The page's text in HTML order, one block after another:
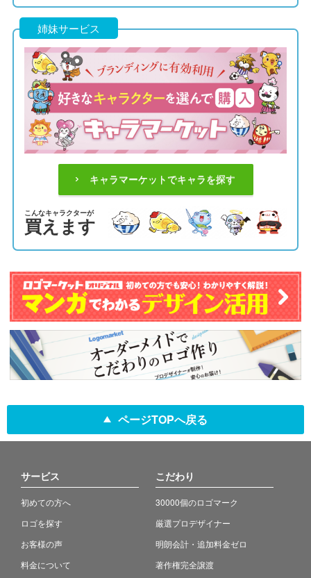
姉妹サービス
キャラマーケットでキャラを探す
こんなキャラクターが
買えます
ページTOPへ戻る
サービス
初めての方へ
ロゴを探す
お客様の声
料金について
こだわり
30000個のロゴマーク
厳選プロデザイナー
明朗会計・追加料金ゼロ
著作権完全譲渡